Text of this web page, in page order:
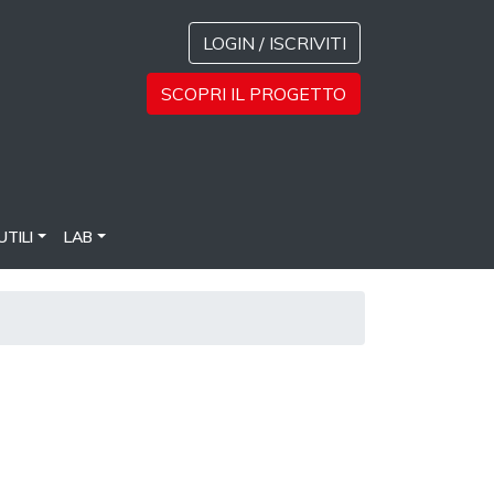
LOGIN / ISCRIVITI
SCOPRI IL PROGETTO
LAB